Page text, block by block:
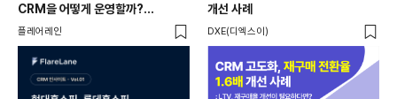
CRM을 어떻게 운영할까?
24개사가 직접 답한 마케팅 자동화
플레어레인
개선 사례
DXE(디엑스이)